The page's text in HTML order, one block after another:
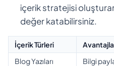
içerik stratejisi
değer katabilirsiniz.
İçerik Türleri
Blog Yazıları
Bilgi